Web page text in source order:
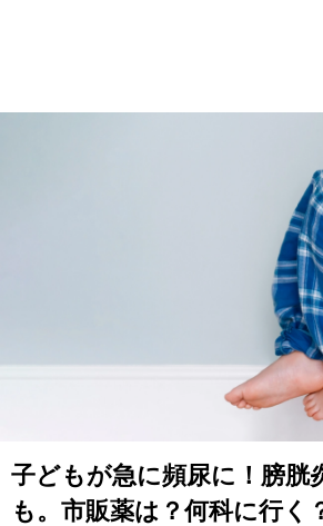
子どもが急に頻尿に！膀胱
も。市販薬は？何科に行く